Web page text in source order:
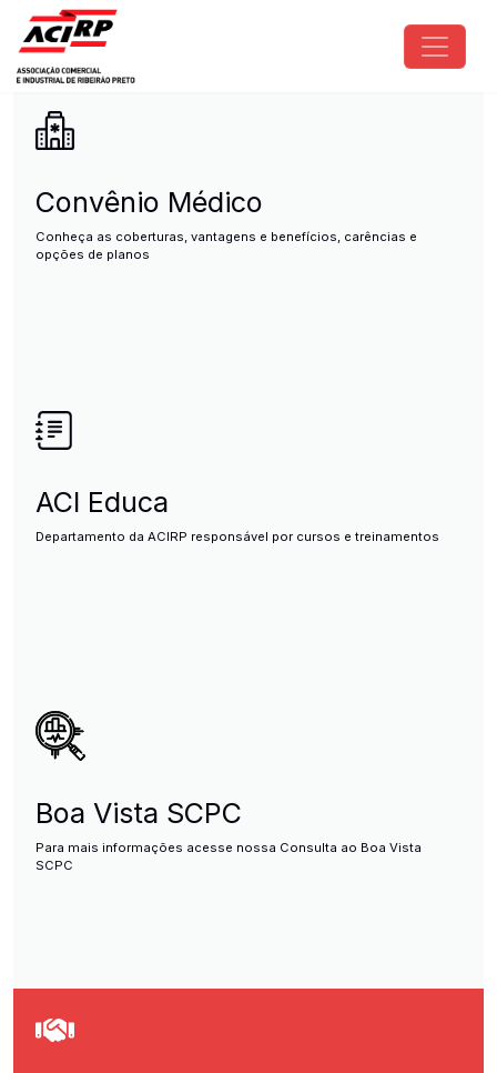
Pular para o conteúdo principal
ACIRP - Associação Comercial
Convênio Médico
Conheça as coberturas, vantagens e benefícios, carências e
opções de planos
ACI Educa
Departamento da ACIRP responsável por cursos e treinamentos
Boa Vista SCPC
Para mais informações acesse nossa Consulta ao Boa Vista
SCPC